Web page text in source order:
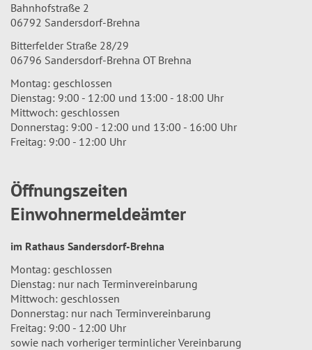
Bahnhofstraße 2
06792 Sandersdorf-Brehna
Bitterfelder Straße 28/29
06796 Sandersdorf-Brehna OT Brehna
Montag: geschlossen
Dienstag: 9:00 - 12:00 und 13:00 - 18:00 Uhr
Mittwoch: geschlossen
Donnerstag: 9:00 - 12:00 und 13:00 - 16:00 Uhr
Freitag: 9:00 - 12:00 Uhr
Öffnungszeiten
Einwohnermeldeämter
im Rathaus Sandersdorf-Brehna
Montag: geschlossen
Dienstag: nur nach Terminvereinbarung
Mittwoch: geschlossen
Donnerstag: nur nach Terminvereinbarung
Freitag: 9:00 - 12:00 Uhr
sowie nach vorheriger terminlicher Vereinbarung